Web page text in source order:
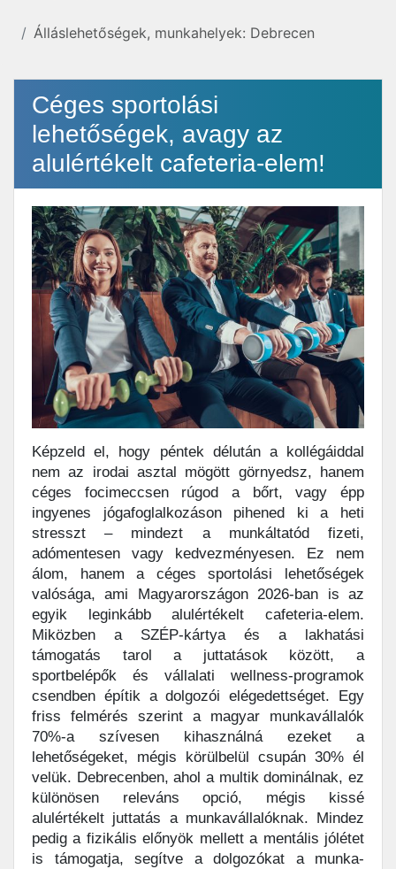
Álláslehetőségek, munkahelyek: Debrecen
Céges sportolási
lehetőségek, avagy az
alulértékelt cafeteria-elem!
Képzeld el, hogy péntek délután a kollégáiddal
nem az irodai asztal mögött görnyedsz, hanem
céges focimeccsen rúgod a bőrt, vagy épp
ingyenes jógafoglalkozáson pihened ki a heti
stresszt – mindezt a munkáltatód fizeti,
adómentesen vagy kedvezményesen. Ez nem
álom, hanem a céges sportolási lehetőségek
valósága, ami Magyarországon 2026-ban is az
egyik leginkább alulértékelt cafeteria-elem.
Miközben a SZÉP-kártya és a lakhatási
támogatás tarol a juttatások között, a
sportbelépők és vállalati wellness-programok
csendben építik a dolgozói elégedettséget. Egy
friss felmérés szerint a magyar munkavállalók
70%-a szívesen kihasználná ezeket a
lehetőségeket, mégis körülbelül csupán 30% él
velük. Debrecenben, ahol a multik dominálnak, ez
különösen releváns opció, mégis kissé
alulértékelt juttatás a munkavállalóknak. Mindez
pedig a fizikális előnyök mellett a mentális jólétet
is támogatja, segítve a dolgozókat a munka-